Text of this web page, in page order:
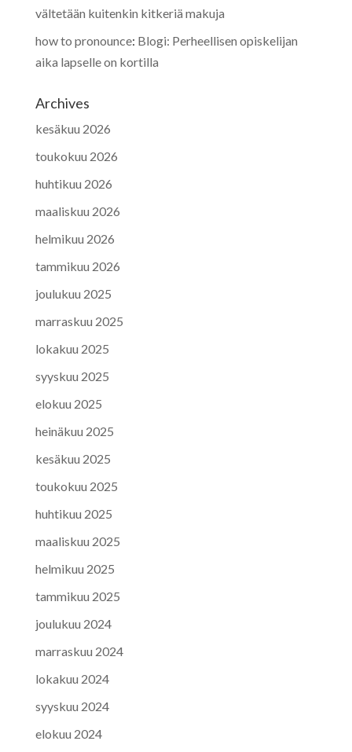
vältetään kuitenkin kitkeriä makuja
how to pronounce: Blogi: Perheellisen opiskelijan
aika lapselle on kortilla
Archives
kesäkuu 2026
toukokuu 2026
huhtikuu 2026
maaliskuu 2026
helmikuu 2026
tammikuu 2026
joulukuu 2025
marraskuu 2025
lokakuu 2025
syyskuu 2025
elokuu 2025
heinäkuu 2025
kesäkuu 2025
toukokuu 2025
huhtikuu 2025
maaliskuu 2025
helmikuu 2025
tammikuu 2025
joulukuu 2024
marraskuu 2024
lokakuu 2024
syyskuu 2024
elokuu 2024